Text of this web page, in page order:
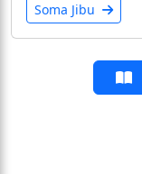
Soma Jibu